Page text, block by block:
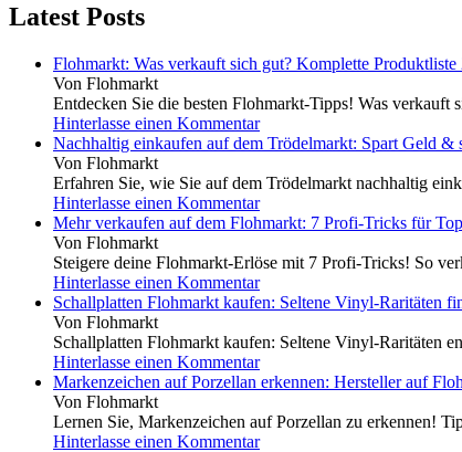
Latest Posts
Flohmarkt: Was verkauft sich gut? Komplette Produktliste
Von Flohmarkt
Entdecken Sie die besten Flohmarkt-Tipps! Was
Hinterlasse einen Kommentar
Nachhaltig einkaufen auf dem Trödelmarkt: Spart Geld &
Von Flohmarkt
Erfahren Sie, wie Sie auf dem Trödelmarkt nachhaltig
Hinterlasse einen Kommentar
Mehr verkaufen auf dem Flohmarkt: 7 Profi-Tricks für
Von Flohmarkt
Steigere deine Flohmarkt-Erlöse mit 7 Profi-Tricks! So
Hinterlasse einen Kommentar
Schallplatten Flohmarkt kaufen: Seltene Vinyl-Raritäten
Von Flohmarkt
Schallplatten Flohmarkt kaufen: Seltene Vinyl-Raritäten
Hinterlasse einen Kommentar
Markenzeichen auf Porzellan erkennen: Hersteller auf
Von Flohmarkt
Lernen Sie, Markenzeichen auf Porzellan zu erkennen!
Hinterlasse einen Kommentar